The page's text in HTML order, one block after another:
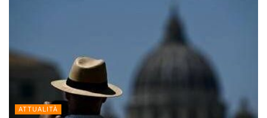
ATTUALITÀ